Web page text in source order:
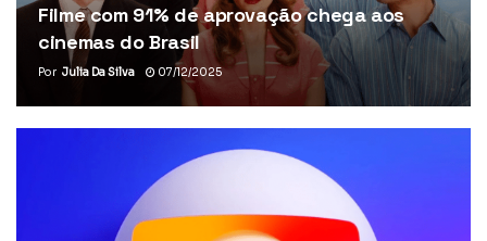
Filme com 91% de aprovação chega aos
cinemas do Brasil
Por Julia Da Silva 07/12/2025